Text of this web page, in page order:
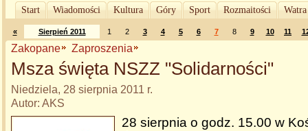
Start Wiadomości Kultura Góry Sport Rozmaitości
« Sierpień 2011 1 2 3 4 5 6 7 8 9 10 11
Zakopane Zaproszenia
Msza święta NSZZ "Solidarności"
Niedziela, 28 sierpnia 2011 r.
Autor: AKS
28 sierpnia o godz. 15.00 w